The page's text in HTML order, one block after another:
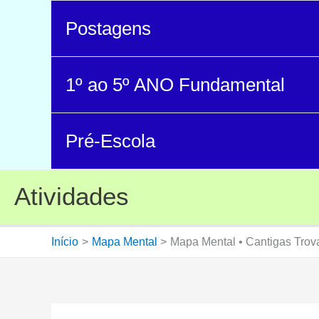
Postagens
1º ao 5º ANO Fundamental
Pré-Escola
Atividades
Início Mapa Mental Mapa Mental • Cantigas